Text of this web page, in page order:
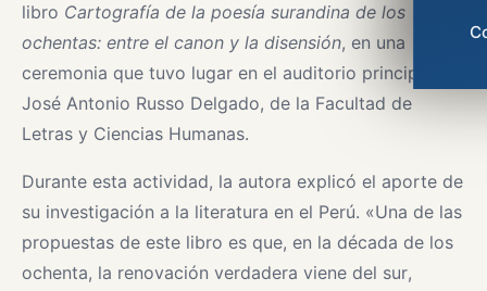
libro Cartografía de la poesía surandina de los
ochentas: entre el canon y la disensión, en una
ceremonia que tuvo lugar en el auditorio principal
José Antonio Russo Delgado, de la Facultad de
Letras y Ciencias Humanas.
Durante esta actividad, la autora explicó el aporte de
su investigación a la literatura en el Perú. «Una de las
propuestas de este libro es que, en la década de los
ochenta, la renovación verdadera viene del sur,